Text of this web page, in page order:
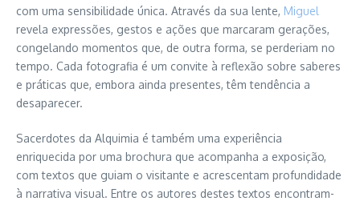
com uma sensibilidade única. Através da sua lente, Miguel
revela expressões, gestos e ações que marcaram gerações,
congelando momentos que, de outra forma, se perderiam no
tempo. Cada fotografia é um convite à reflexão sobre saberes
e práticas que, embora ainda presentes, têm tendência a
desaparecer.
Sacerdotes da Alquimia é também uma experiência
enriquecida por uma brochura que acompanha a exposição,
com textos que guiam o visitante e acrescentam profundidade
à narrativa visual. Entre os autores destes textos encontram-